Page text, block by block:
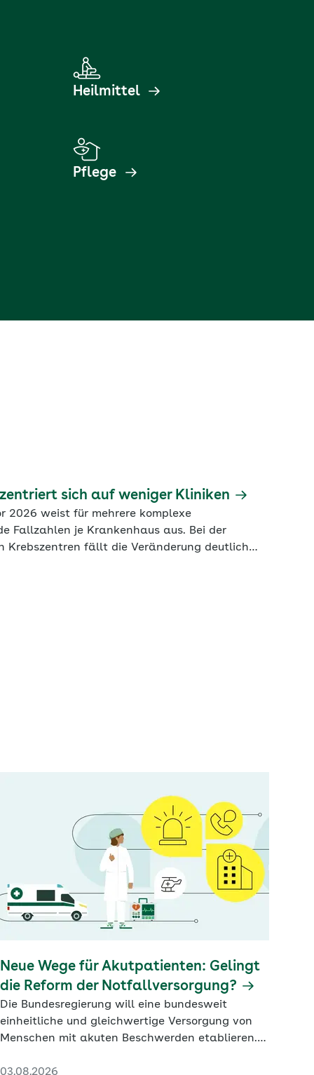
Heilmittel
Pflege
sich auf weniger Kliniken
2026 weist für mehrere komplexe
Fallzahlen je Krankenhaus aus. Bei der
Krebszentren fällt die Veränderung deutlich
03.08.2026
Neue Wege für Akutpatienten: Gelingt
die Reform der Notfallversorgung?
Die Bundesregierung will eine bundesweit
einheitliche und gleichwertige Versorgung von
Menschen mit akuten Beschwerden etablieren.